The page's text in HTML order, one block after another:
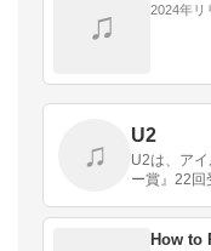
♫ 2024年リ
♫
U2
U2は、ア
ー賞』22回
る。
How to